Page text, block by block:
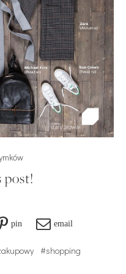
post!
pin email
#shopping